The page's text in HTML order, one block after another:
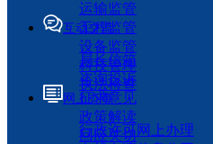
运输监管
工程监管
设备监管
科技管理
执法检查
互动交流
局长信箱
咨询投诉
征求意见
政策解读
回应关切
网上办事
行政许可网上办理